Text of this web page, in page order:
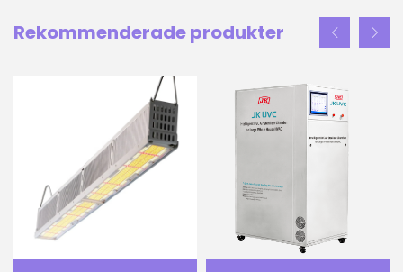
Rekommenderade produkter